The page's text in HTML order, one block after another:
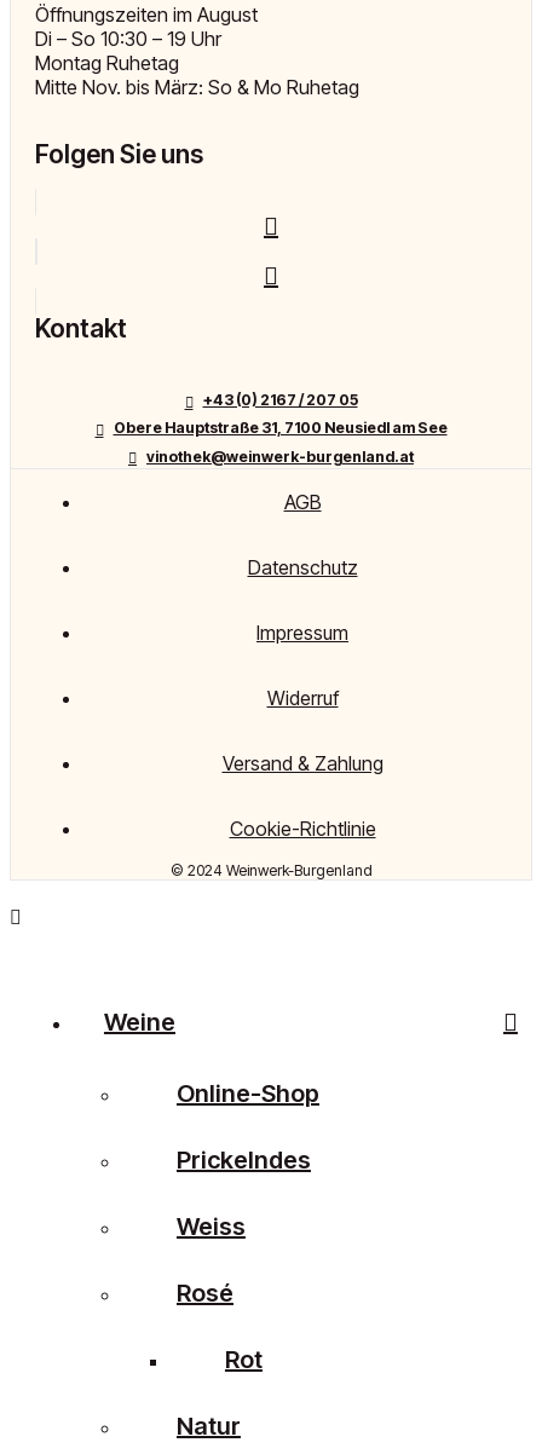
Öffnungszeiten im August
Di – So 10:30 – 19 Uhr
Montag Ruhetag
Mitte Nov. bis März: So & Mo Ruhetag
Folgen Sie uns
Kontakt
+43 (0) 2167 / 207 05
Obere Hauptstraße 31, 7100 Neusiedl am See
vinothek@weinwerk-burgenland.at
© 2024 Weinwerk-Burgenland
AGB
Datenschutz
Impressum
Widerruf
Versand & Zahlung
Cookie-Richtlinie
Weine
Online-Shop
Prickelndes
Weiss
Rosé
Rot
Natur